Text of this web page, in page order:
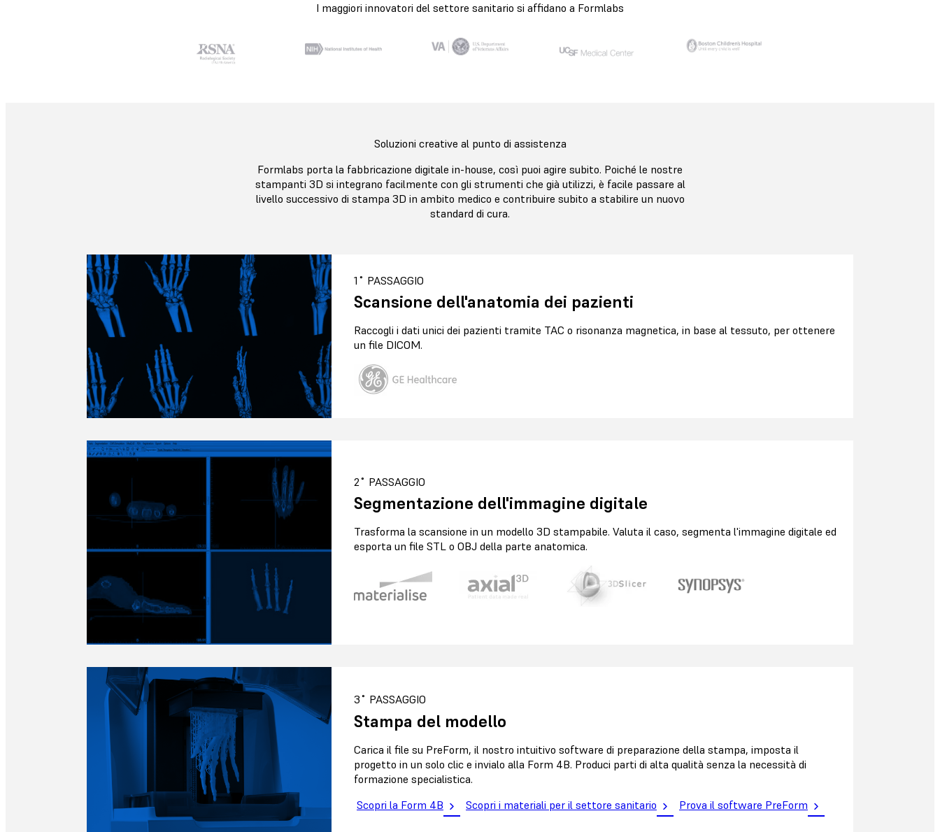
I maggiori innovatori del settore sanitario si affidano a Formlabs
Soluzioni creative al punto di assistenza
Formlabs porta la fabbricazione digitale in-house, così puoi agire subito. Poiché le nostre
stampanti 3D si integrano facilmente con gli strumenti che già utilizzi, è facile passare al
livello successivo di stampa 3D in ambito medico e contribuire subito a stabilire un nuovo
standard di cura.
1˚ PASSAGGIO
Scansione dell'anatomia dei pazienti
Raccogli i dati unici dei pazienti tramite TAC o risonanza magnetica, in base al tessuto, per ottenere
un file DICOM.
2˚ PASSAGGIO
Segmentazione dell'immagine digitale
Trasforma la scansione in un modello 3D stampabile. Valuta il caso, segmenta l'immagine digitale ed
esporta un file STL o OBJ della parte anatomica.
3˚ PASSAGGIO
Stampa del modello
Carica il file su PreForm, il nostro intuitivo software di preparazione della stampa, imposta il
progetto in un solo clic e invialo alla Form 4B. Produci parti di alta qualità senza la necessità di
formazione specialistica.
Scopri la Form 4B
Scopri i materiali per il settore sanitario Prova il software PreForm